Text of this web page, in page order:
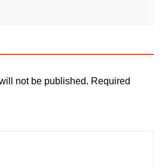
not be published. Required